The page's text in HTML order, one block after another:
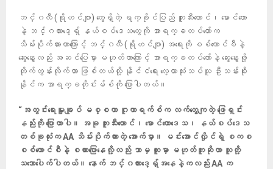
ဘင်္ဂလီ (ရိုဟင်ဂျာ) တွေရှိတဲ့ ရက္ခိုင်ပြည် ဘူးသီးတောင်၊ မောင်တော
နဲ့ ဘင်္ဂလားဒေ့ရှ် နယ်စပ်ဒေသတွေကို အာရက္ခတပ်တော်က
သိမ်းပိုက်ထားတာကြောင့် ဘင်္ဂလီ (ရိုဟင်ဂျာ) အရေးကို စစ်ကောင်စီနဲ့
ဆွေးနွေးလည်း အဆင်ပြေမှာ မဟုတ်တာကြောင့် အာရက္ခတပ်တော်နဲ့ ဆွေးနွေးဖို့
တိုက်တွန်းလိုက်တာ ဖြစ်တယ်လို့ နိုင်ငံရေး လေ့လာသုံးသပ်သူ ဦးသန်းစိုး
နိုင်က အာရက္ခတိုင်းမ်စ်ကို ပြောပါတယ်။
“အတွင်းရေးမှူးချုပ် မစ္စတာ ဂူတာရက်စ်က လက်တွေ့ကျတဲ့ ဖြေရှင်း
နည်းကို ပြောတာပါ။ အခု ဘူးသီးတောင်၊ မောင်တောဒေသ၊ နယ်စပ်ဒေသ
တစ်ခုလုံးက AA သိမ်းပိုက်ထားတဲ့ အောက်မှာ။ မင်းအောင်လှိုင်ရဲ့ စကစ
စစ်ကောင်စီနဲ့ စကားပြောနေလို့လည်း ဘာမှ ထူးမှာ မဟုတ်ဘူးဆိုတာ သူတို့
သဘောပေါက်ပါတယ်။ နောက် ဘင်္ဂလားဒေ့ရှ်အနေနဲ့ကလည်း AA က